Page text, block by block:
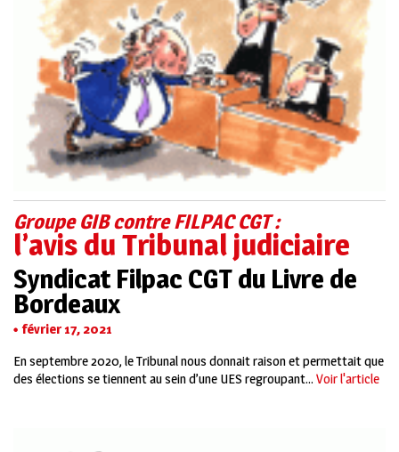
Groupe GIB contre FILPAC CGT :
l’avis du Tribunal judiciaire
Syndicat Filpac CGT du Livre de
Bordeaux
février 17, 2021
En septembre 2020, le Tribunal nous donnait raison et permettait que
des élections se tiennent au sein d’une UES regroupant... Voir l'article